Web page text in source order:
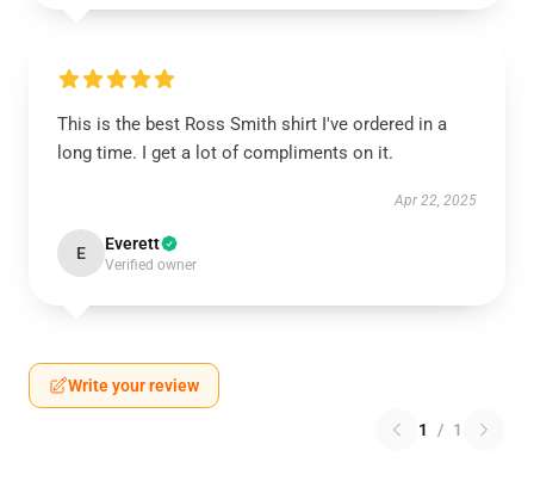
This is the best Ross Smith shirt I've ordered in a
long time. I get a lot of compliments on it.
Apr 22, 2025
E Everett
Verified owner
Write your review
1 / 1